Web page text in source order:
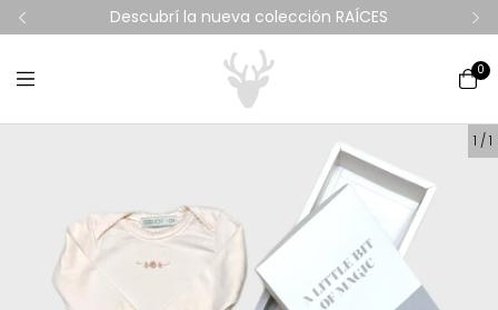
Descubrí la nueva colección RAÍCES
0
1 /1